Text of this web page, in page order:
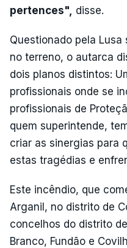
pertences", disse.
Questionado pela
no terreno, o autarca
dois planos distintos:
profissionais onde se
profissionais de
quem superintende,
criar as sinergias para
estas tragédias e
Este incêndio, que
Arganil, no distrito de
concelhos do distrito
Branco, Fundão e